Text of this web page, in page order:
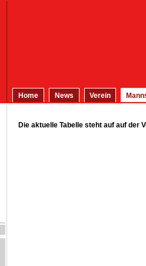
Home News Verein
Die aktuelle Tabelle steht auf auf der